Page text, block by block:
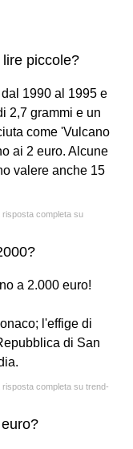
piccole?
1990 al 1995 e
2,7 grammi e un
come 'Vulcano
ai 2 euro. Alcune
valere anche 15
risposta completa su
a 2.000 euro!
l'effige di
di San
risposta completa su trend-